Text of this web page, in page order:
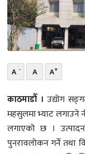
छापा
खोज
ऊर्जा
विशेष
A - A A+
काठमाडौँ । उद्योग
महसुलमा भ्याट लगाउने
लगाएको छ ।
पुनरावलोकन गर्ने तथा